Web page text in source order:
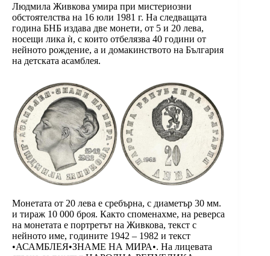
Людмила Живкова умира при мистериозни
обстоятелства на 16 юли 1981 г. На следващата
година БНБ издава две монети, от 5 и 20 лева,
носещи лика ѝ, с които отбелязва 40 години от
нейното рождение, а и домакинството на България
на детската асамблея.
Монетата от 20 лева е сребърна, с диаметър 30 мм.
и тираж 10 000 броя. Както споменахме, на реверса
на монетата е портретът на Живкова, текст с
нейното име, годините 1942 – 1982 и текст
•АСАМБЛЕЯ•ЗНАМЕ НА МИРА•. На лицевата